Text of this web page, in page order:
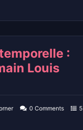
:
Louis
0 Comments
5